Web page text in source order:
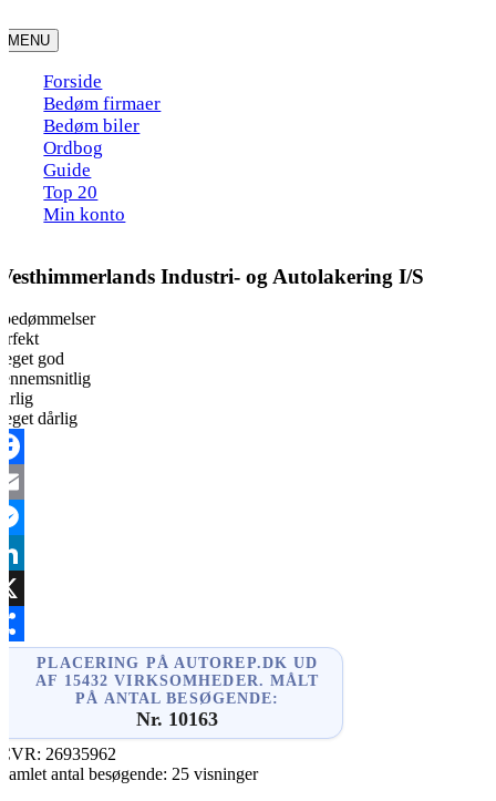
to
content
MENU
Forside
Bedøm firmaer
Bedøm biler
Ordbog
Guide
Top 20
Min konto
Vesthimmerlands Industri- og Autolakering I/S
god
dårlig
PLACERING PÅ AUTOREP.DK UD
AF 15432 VIRKSOMHEDER. MÅLT
PÅ ANTAL BESØGENDE:
Nr. 10163
CVR: 26935962
Samlet antal besøgende: 25 visninger